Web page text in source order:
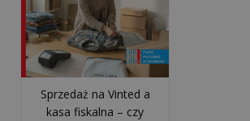
Sprzedaż na Vinted a
kasa fiskalna – czy